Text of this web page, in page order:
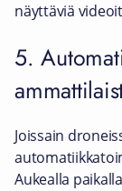
näyttäviä
5.
Joissain
Aukealla